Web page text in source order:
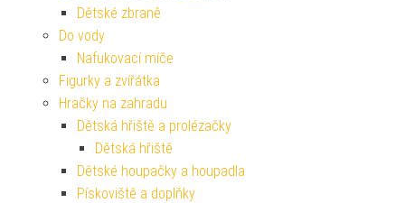
Dětské zbraně
Do vody
Nafukovací míče
Figurky a zvířátka
Hračky na zahradu
Dětská hřiště a prolézačky
Dětská hřiště
Dětské houpačky a houpadla
Pískoviště a doplňky